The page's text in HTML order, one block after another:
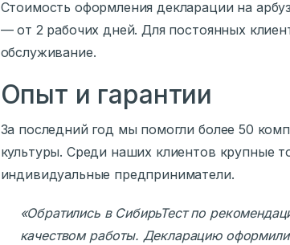
Стоимость оформления декларации на
— от 2 рабочих дней. Для постоянных
обслуживание.
Опыт и гарантии
За последний год мы помогли более 50
культуры. Среди наших клиентов крупные
индивидуальные предприниматели.
«Обратились в СибирьТест по
качеством работы. Декларацию